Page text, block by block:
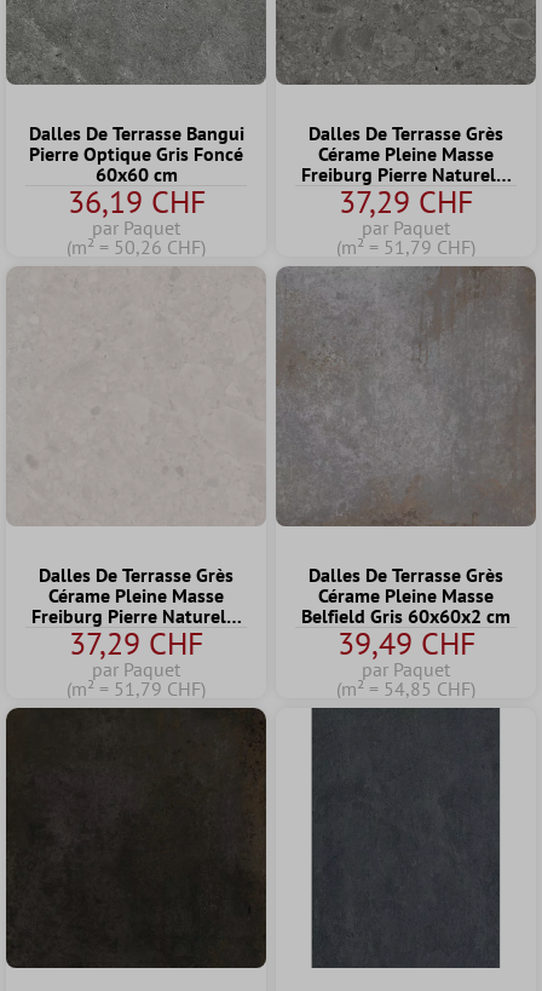
Dalles De Terrasse Bangui
Pierre Optique Gris Foncé
60x60 cm
36,19 CHF
par Paquet
(m² = 50,26 CHF)
Dalles De Terrasse Grès
Cérame Pleine Masse
Freiburg Pierre Naturelle
Optique Gris 60x60x2 cm
37,29 CHF
par Paquet
(m² = 51,79 CHF)
Dalles De Terrasse Grès
Cérame Pleine Masse
Freiburg Pierre Naturelle
Optique Beige 60x60x2
cm
37,29 CHF
par Paquet
(m² = 51,79 CHF)
Dalles De Terrasse Grès
Cérame Pleine Masse
Belfield Gris 60x60x2 cm
39,49 CHF
par Paquet
(m² = 54,85 CHF)